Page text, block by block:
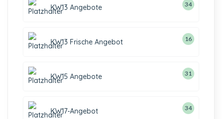
KW13 Angebote 34
KW13 Frische Angebot 16
KW15 Angebote 31
KW17-Angebot 34